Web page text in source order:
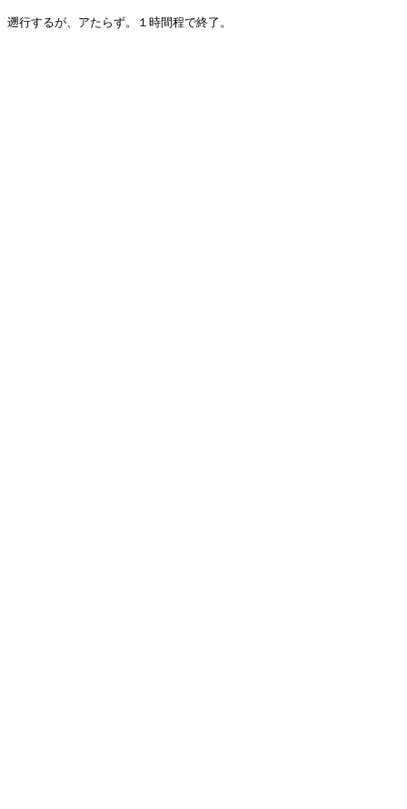
遡行するが、アたらず。１時間程で終了。